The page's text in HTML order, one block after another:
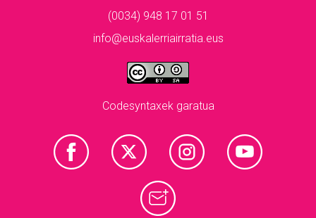
(0034) 948 17 01 51
info@euskalerriairratia.eus
Codesyntaxek garatua